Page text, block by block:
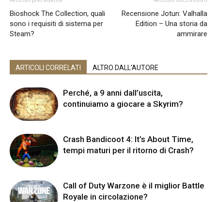
Bioshock The Collection, quali
sono i requisiti di sistema per
Steam?
Recensione Jotun: Valhalla
Edition – Una storia da
ammirare
ARTICOLI CORRELATI ALTRO DALL'AUTORE
Perché, a 9 anni dall’uscita,
continuiamo a giocare a Skyrim?
Crash Bandicoot 4: It’s About Time,
tempi maturi per il ritorno di Crash?
Call of Duty Warzone è il miglior Battle
Royale in circolazione?